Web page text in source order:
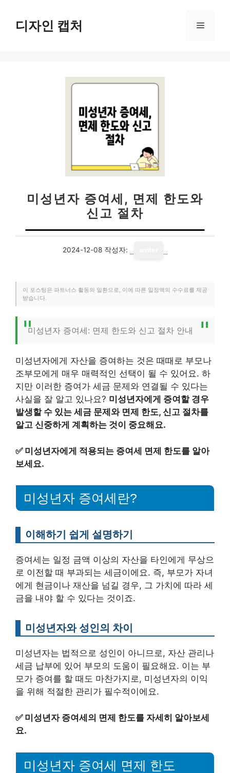
디자인 캡처 메
미성년자 증여세, 면제 한도와
신고 절차
2024-12-08 작성자:
이 포스팅은 파트너스 활동의 일환으로, 이에 따른 일정액의 수수료를 제공
받습니다.
미성년자 증여세: 면제 한도와 신고 절차 안내
미성년자에게 자산을 증여하는 것은 때때로 부모나
조부모에게 매우 매력적인 선택이 될 수 있어요. 하
지만 이러한 증여가 세금 문제와 연결될 수 있다는
사실을 잘 알고 있나요? 미성년자에게 증여할 경우
발생할 수 있는 세금 문제와 면제 한도, 신고 절차를
알고 신중하게 계획하는 것이 중요해요.
✅ 미성년자에게 적용되는 증여세 면제 한도를 알아
보세요.
미성년자 증여세란?
이해하기 쉽게 설명하기
증여세는 일정 금액 이상의 자산을 타인에게 무상으
로 이전할 때 부과되는 세금이에요. 즉, 부모가 자녀
에게 현금이나 재산을 넘길 경우, 그 가치에 따라 세
금을 내야 할 수 있다는 것이죠.
미성년자와 성인의 차이
미성년자는 법적으로 성인이 아니므로, 자산 관리나
세금 납부에 있어 부모의 도움이 필요해요. 이는 부
모가 증여를 할 때도 마찬가지로, 미성년자의 이익
을 위해 적절한 관리가 필수적이에요.
✅ 미성년자 증여세의 면제 한도를 자세히 알아보세
요.
미성년자 증여세 면제 한도